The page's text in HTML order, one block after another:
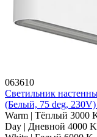
063610
Светильник
(Белый, 75 deg,
Warm | Тёплый 3000
Day | Дневной 4000 K